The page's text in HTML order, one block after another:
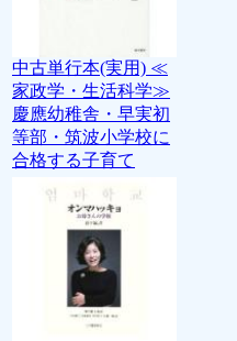
中古単行本(実用) ≪
家政学・生活科学≫
慶應幼稚舎・早実初
等部・筑波小学校に
合格する子育て